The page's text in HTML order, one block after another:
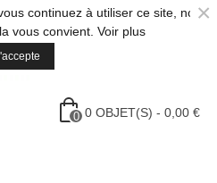
continuez à utiliser ce site, nous
vous convient. Voir plus
×
0 0 OBJET(S) - 0,00 €